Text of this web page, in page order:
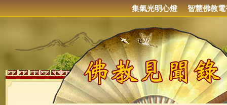
集氣光明心燈 智慧佛教電